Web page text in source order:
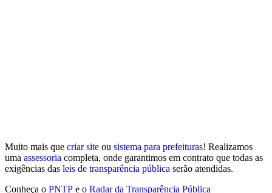
Muito mais que criar site ou sistema para prefeituras! Realizamos
uma assessoria completa, onde garantimos em contrato que todas as
exigências das leis de transparência pública serão atendidas.
Conheça o PNTP e o Radar da Transparência Pública